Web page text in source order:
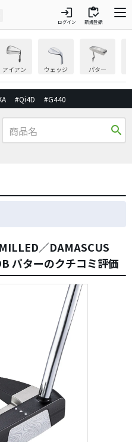
login
ログイン
inventory
新規登録
アイアン ウェッジ パター
#Qi4D #G440
search
／DAMASCUS
パターのクチコミ評価